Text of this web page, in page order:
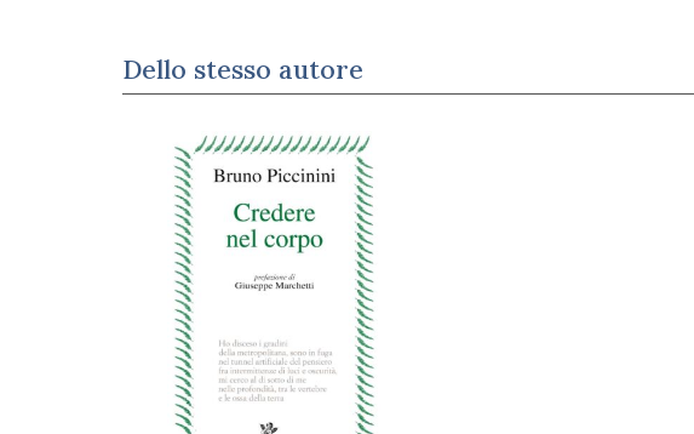
Dello stesso autore